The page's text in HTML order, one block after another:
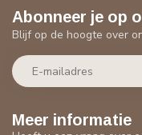
Meer informatie
Abonneer je op
Blijf op de hoogte over